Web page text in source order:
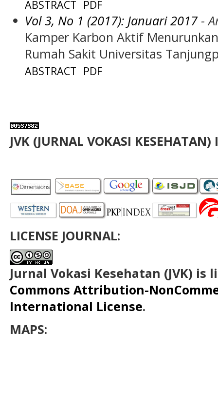
ABSTRACT PDF
Vol 3, No 1 (2017): Januari 2017-
Kamper Karbon Aktif
Rumah Sakit Universitas
ABSTRACT PDF
JVK (JURNAL VOKASI KESEHATAN)
LICENSE JOURNAL:
Jurnal Vokasi Kesehatan (JVK) is
Commons Attribution-
International License.
MAPS: